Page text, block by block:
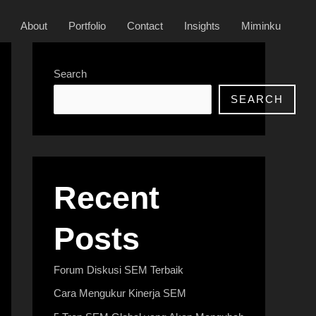
About Portfolio Contact Insights Miminku
Search
SEARCH
Recent
Posts
Forum Diskusi SEM Terbaik
Cara Mengukur Kinerja SEM